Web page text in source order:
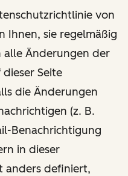
von
Ihnen, sie regelmäßig
alle Änderungen der
Seite
die Änderungen
(z. B.
Benachrichtigung
in dieser
anders definiert,